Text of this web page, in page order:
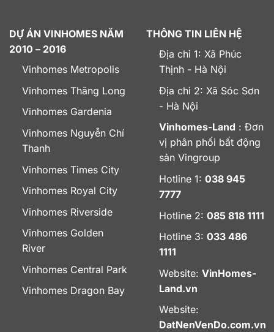
DỰ ÁN VINHOMES NĂM
2010 – 2016
Vinhomes Metropolis
Vinhomes Thăng Long
Vinhomes Gardenia
Vinhomes Nguyễn Chí
Thanh
Vinhomes Times City
Vinhomes Royal City
Vinhomes Riverside
Vinhomes Golden
River
Vinhomes Central Park
Vinhomes Dragon Bay
THÔNG TIN LIÊN HỆ
Địa chỉ 1: Xã Phúc
Thịnh - Hà Nội
Địa chỉ 2: Xã Sóc Sơn
- Hà Nội
Vinhomes-Land : Đơn
vị phân phối bất động
sản Vingroup
Hotline 1: 038 945
7777
Hotline 2: 085 818 1111
Hotline 3: 033 486
1111
Website: VinHomes-
Land.vn
Website:
DatNenVenDo.com.vn